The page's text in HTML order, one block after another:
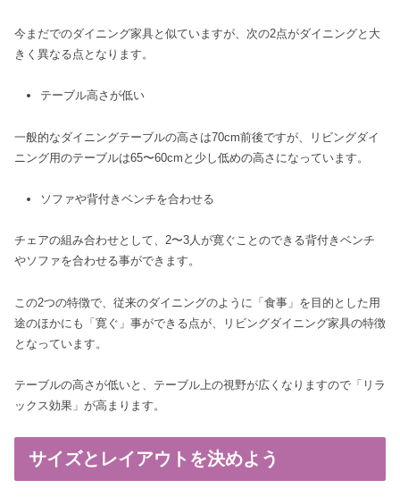
今まだでのダイニング家具と似ていますが、次の2点がダイニングと大
きく異なる点となります。
テーブル高さが低い
一般的なダイニングテーブルの高さは70cm前後ですが、リビングダイ
ニング用のテーブルは65〜60cmと少し低めの高さになっています。
ソファや背付きベンチを合わせる
チェアの組み合わせとして、2〜3人が寛ぐことのできる背付きベンチ
やソファを合わせる事ができます。
この2つの特徴で、従来のダイニングのように「食事」を目的とした用
途のほかにも「寛ぐ」事ができる点が、リビングダイニング家具の特徴
となっています。
テーブルの高さが低いと、テーブル上の視野が広くなりますので「リラ
ックス効果」が高まります。
サイズとレイアウトを決めよう